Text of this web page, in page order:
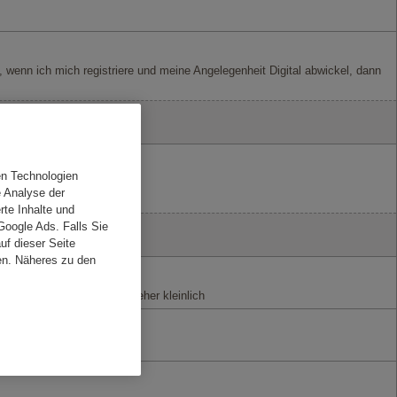
ich mich registriere und meine Angelegenheit Digital abwickel, dann
sehr unverständlich bzw. eher kleinlich
Technologien
Analyse der
Inhalte und
Ads. Falls Sie
dieser Seite
Näheres zu den